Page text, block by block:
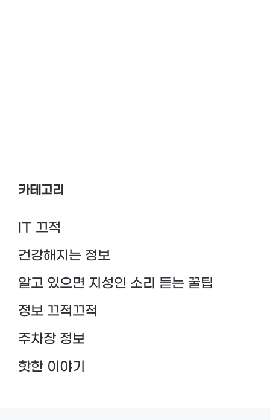
카테고리
IT 끄적
건강해지는 정보
알고 있으면 지성인 소리 듣는 꿀팁
정보 끄적끄적
주차장 정보
핫한 이야기